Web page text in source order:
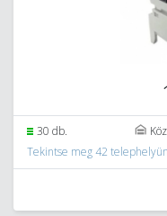
30 db.
Tekintse meg 42